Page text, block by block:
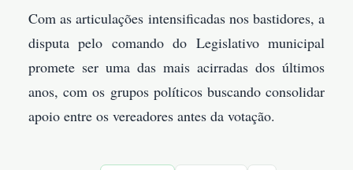
Com as articulações intensificadas nos bastidores, a
disputa pelo comando do Legislativo municipal
promete ser uma das mais acirradas dos últimos
anos, com os grupos políticos buscando consolidar
apoio entre os vereadores antes da votação.